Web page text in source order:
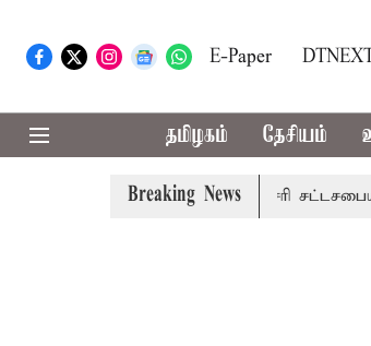
E-Paper
தமிழகம் தேசியம்
Breaking News
மழை எச்சரிக்கை புதுச்சேரி